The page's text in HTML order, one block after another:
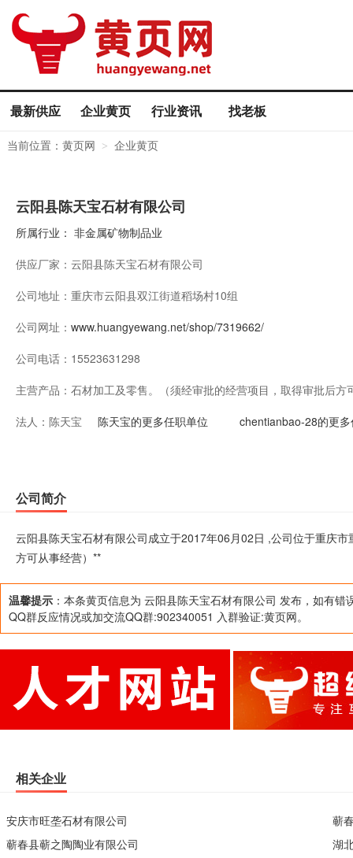
最新供应 企业黄页 行业资讯 找老板
当前位置： 黄页网 > 企业黄页
云阳县陈天宝石材有限公司
所属行业： 非金属矿物制品业
供应厂家： 云阳县陈天宝石材有限公司
公司地址： 重庆市云阳县双江街道稻场村10组
公司网址： www.huangyewang.net/shop/7319662/
公司电话： 15523631298
主营产品： 石材加工及零售。（须经审批的经营项目，取得审批后方
法人： 陈天宝 陈天宝的更多任职单位 chentianbao-28的更
公司简介
云阳县陈天宝石材有限公司成立于2017年06月02日 ,公司位于重庆
方可从事经营）**
温馨提示 ：本条黄页信息为 云阳县陈天宝石材有限公司 发布，如有错
QQ群反应情况或加交流QQ群:902340051 入群验证:黄页网。
相关企业
安庆市旺垄石材有限公司
蕲春县蕲之陶陶业有限公司
蕲
湖